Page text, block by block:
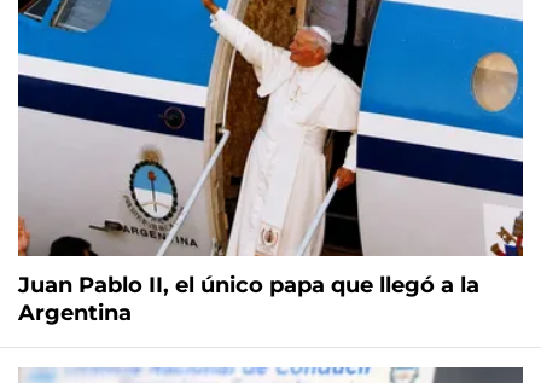
Juan Pablo II, el único papa que llegó a la
Argentina